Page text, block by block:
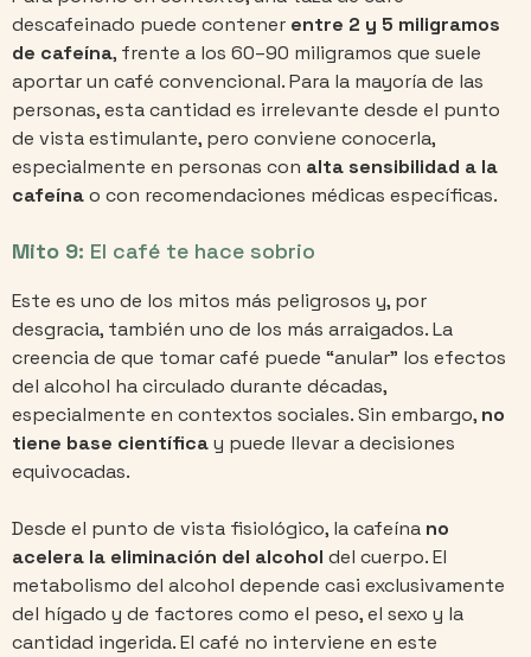
descafeinado puede contener entre 2 y 5 miligramos
de cafeína, frente a los 60–90 miligramos que suele
aportar un café convencional. Para la mayoría de las
personas, esta cantidad es irrelevante desde el punto
de vista estimulante, pero conviene conocerla,
especialmente en personas con alta sensibilidad a la
cafeínao con recomendaciones médicas específicas.
Mito 9: El café te hace sobrio
Este es uno de los mitos más peligrosos y, por
desgracia, también uno de los más arraigados. La
creencia de que tomar café puede “anular” los efectos
del alcohol ha circulado durante décadas,
especialmente en contextos sociales. Sin embargo, no
tiene base científicay puede llevar a decisiones
equivocadas.
Desde el punto de vista fisiológico, la cafeína no
acelera la eliminación del alcohol del cuerpo. El
metabolismo del alcohol depende casi exclusivamente
del hígado y de factores como el peso, el sexo y la
cantidad ingerida. El café no interviene en este